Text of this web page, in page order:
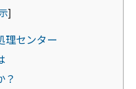
]
理センター
？
談する
付